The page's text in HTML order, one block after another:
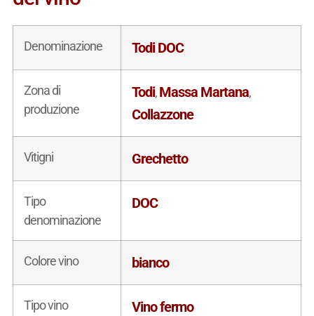
Denominazione Todi DOC
Zona di
produzione
Todi,Massa Martana,
Collazzone
Vitigni Grechetto
Tipo
denominazione
DOC
Colore vino bianco
Tipo vino Vino fermo